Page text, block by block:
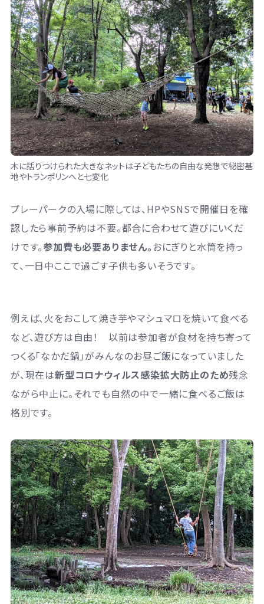
木に括りつけられた大きなネットは子どもたちの自由な発想で秘密基
地やトランポリンへと七変化
プレーパークの入場に際しては、HPやSNSで開催日を確
認したら事前予約は不要。都合に合わせて遊びにいくだ
けです。参加費も必要ありません。おにぎりと水筒を持っ
て、一日中ここで過ごす子供も多いそうです。
例えば、火をおこして焼き芋やマシュマロを焼いて食べる
など、遊び方は自由！ 以前は参加者が食材を持ち寄って
つくる「なかだ鍋」がみんなのお昼ご飯になっていました
が、現在は新型コロナウィルス感染拡大防止のため残念
ながら中止に。それでも自然の中で一緒に食べるご飯は
格別です。